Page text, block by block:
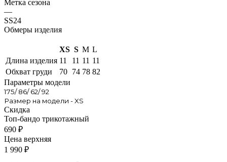
Метка сезона
—
SS24
Обмеры изделия
XS S M L
Длина изделия 11 11 11 11
Обхват груди
70 74 78 82
Параметры модели
175/ 86/ 62/ 92
Размер на модели - XS
Скидка
Топ-бандо трикотажный
690 ₽
Цена верхняя
1 990 ₽